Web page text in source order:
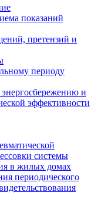
показаний
претензий и
периоду
и
эффективности
системы
в жилых домах
периодического